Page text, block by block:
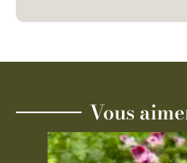
Vous